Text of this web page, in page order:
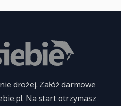
drożej. Załóż darmowe
Na start otrzymasz